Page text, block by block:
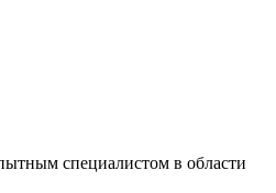
специалистом в области